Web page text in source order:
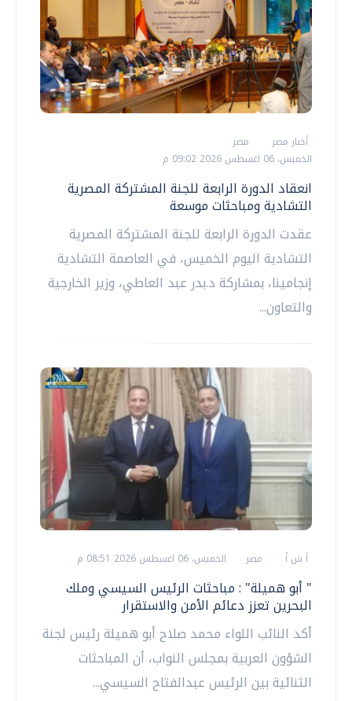
أخبار مصر
مصر
الخميس، 06 اغسطس 2026 09:02 م
انعقاد الدورة الرابعة للجنة المشتركة المصرية
التشادية ومباحثات موسعة
عقدت الدورة الرابعة للجنة المشتركة المصرية
التشادية اليوم الخميس، في العاصمة التشادية
إنجامينا، بمشاركة د.بدر عبد العاطي، وزير الخارجية
والتعاون...
أ ش أ مصر الخميس، 06 اغسطس 2026 08:51 م
" أبو هميلة" : مباحثات الرئيس السيسي وملك
البحرين تعزز دعائم الأمن والاستقرار
أكد النائب اللواء محمد صلاح أبو هميلة رئيس لجنة
الشؤون العربية بمجلس النواب، أن المباحثات
الثنائية بين الرئيس عبدالفتاح السيسي...